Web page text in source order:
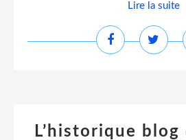
Lire la suite
L’historique blog